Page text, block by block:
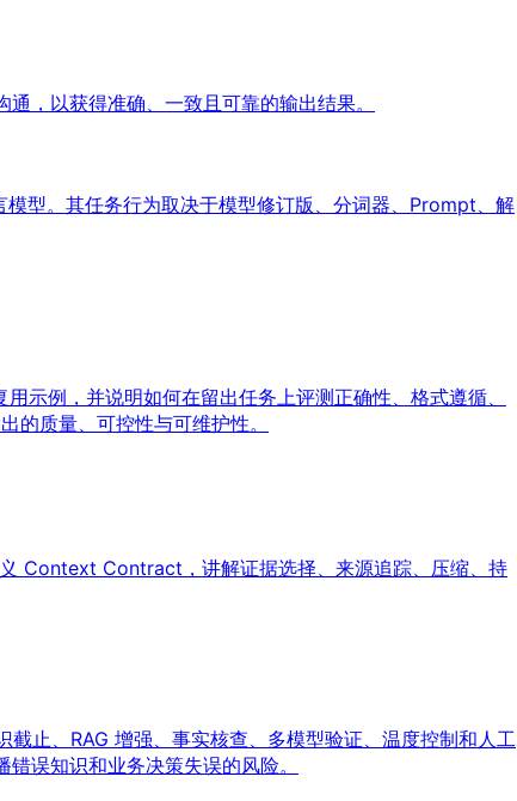
，以获得准确、一致且可靠的输出结果。
型。其任务行为取决于模型修订版、分词器、Prompt、解
示例，并说明如何在留出任务上评测正确性、格式遵循、
的质量、可控性与可维护性。
Context Contract，讲解证据选择、来源追踪、压缩、持
止、RAG 增强、事实核查、多模型验证、温度控制和人工
误知识和业务决策失误的风险。